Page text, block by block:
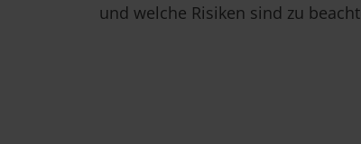
und welche Risiken sind zu